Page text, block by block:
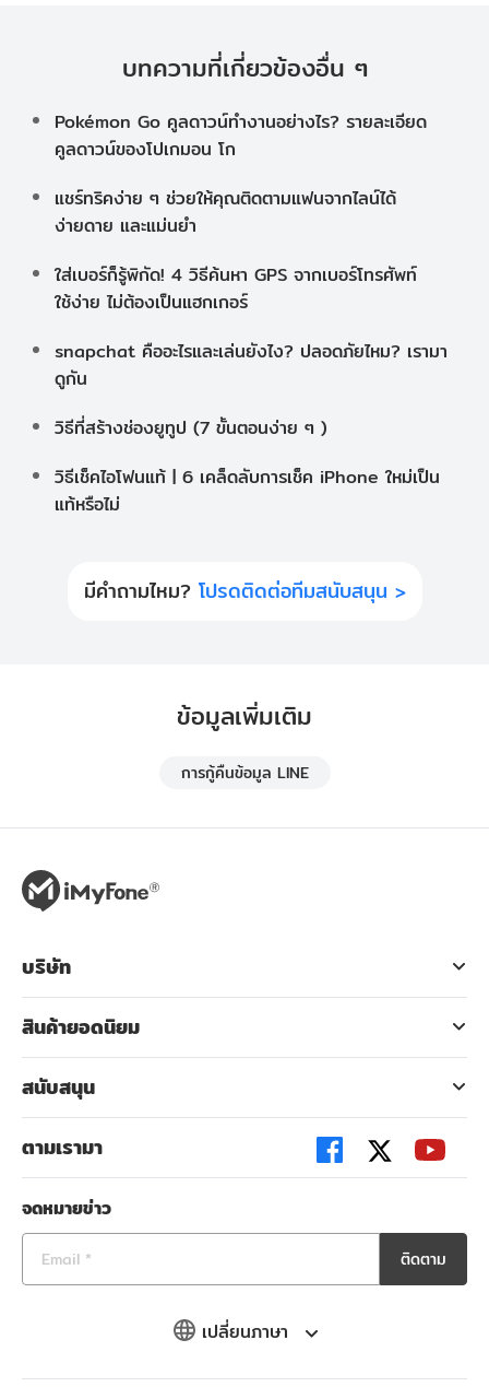
บทความที่เกี่ยวข้องอื่น ๆ
Pokémon Go คูลดาวน์ทำงานอย่างไร? รายละเอียด
คูลดาวน์ของโปเกมอน โก
แชร์ทริคง่าย ๆ ช่วยให้คุณติดตามแฟนจากไลน์ได้
ง่ายดาย และแม่นยำ
ใส่เบอร์ก็รู้พิกัด! 4 วิธีค้นหา GPS จากเบอร์โทรศัพท์
ใช้ง่าย ไม่ต้องเป็นแฮกเกอร์
snapchat คืออะไรและเล่นยังไง? ปลอดภัยไหม? เรามา
ดูกัน
วิธีที่สร้างช่องยูทูป (7 ขั้นตอนง่าย ๆ )
วิธีเช็คไอโฟนแท้ | 6 เคล็ดลับการเช็ค iPhone ใหม่เป็น
แท้หรือไม่
มีคำถามไหม? โปรดติดต่อทีมสนับสนุน >
ข้อมูลเพิ่มเติม
การกู้คืนข้อมูล LINE
เปลี่ยนภาษา
บริษัท
สินค้ายอดนิยม
สนับสนุน
ตามเรามา
จดหมายข่าว
ติดตาม